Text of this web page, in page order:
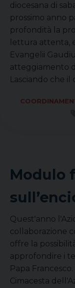
diocesana di
prossimo anno
profondità la
lettura attenta,
Evangelii
atteggiamento
Lasciando che
Modulo
Quest'anno
collaborazione
offre la
approfondire i
Papa
Cimacesta